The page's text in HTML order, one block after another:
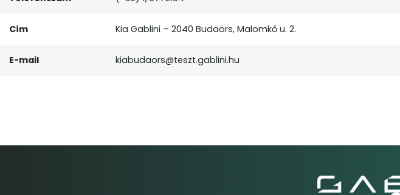
Cím Kia Gablini – 2040 Budaörs, Malomkő u. 2.
E-mail kiabudaors@teszt.gablini.hu